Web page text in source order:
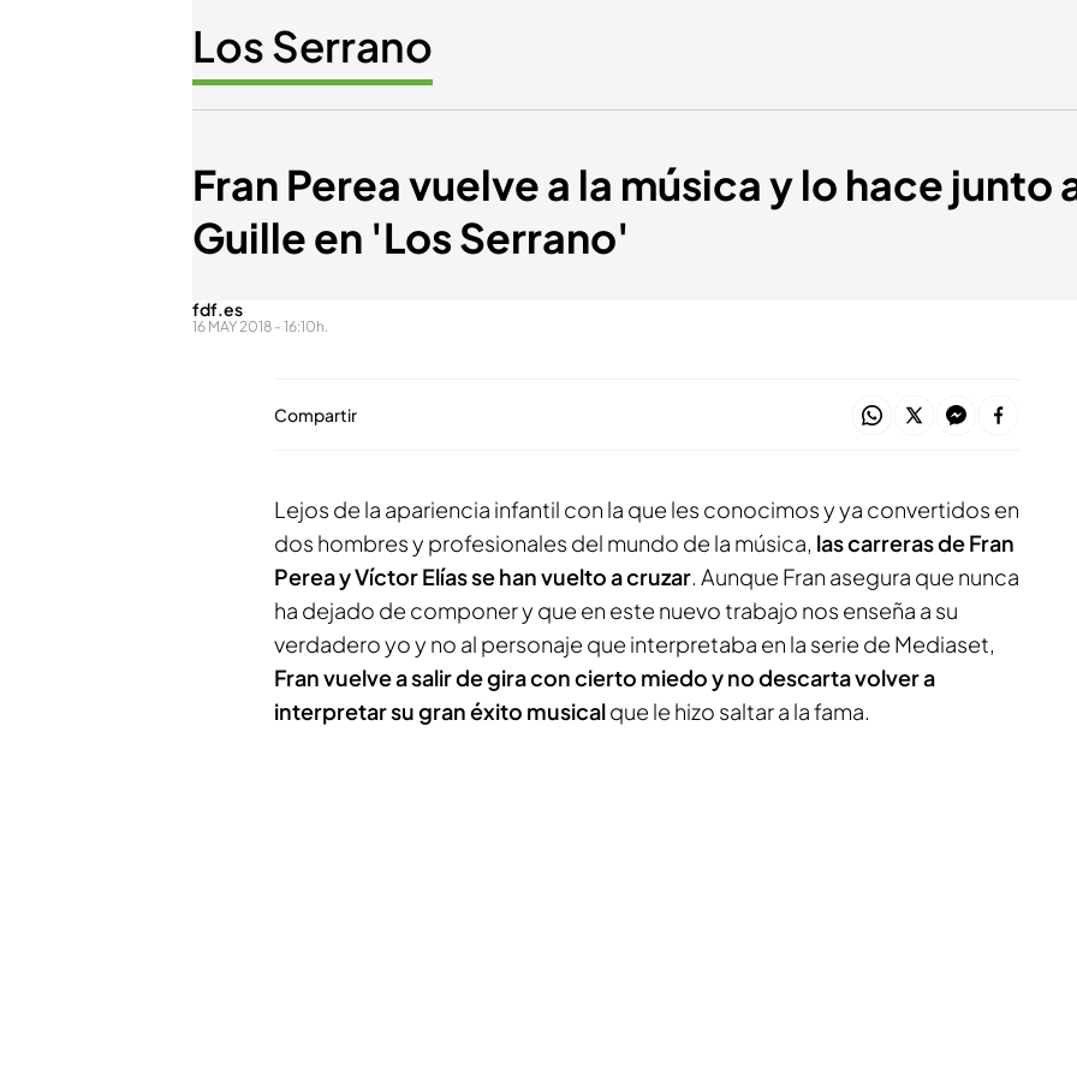
Los Serrano
Fran Perea vuelve a la música y lo hace junto
Guille en 'Los Serrano'
fdf.es
16 MAY 2018 - 16:10h.
Compartir
Lejos de la apariencia infantil con la que les conocimos y ya convertidos en
dos hombres y profesionales del mundo de la música, las carreras de Fran
Perea y Víctor Elías se han vuelto a cruzar. Aunque Fran asegura que nunca
ha dejado de componer y que en este nuevo trabajo nos enseña a su
verdadero yo y no al personaje que interpretaba en la serie de Mediaset,
Fran vuelve a salir de gira con cierto miedo y no descarta volver a
interpretar su gran éxito musicalque le hizo saltar a la fama.